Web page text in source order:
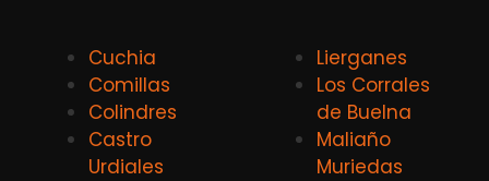
Cuchia
Comillas
Colindres
Castro
Urdiales
Lierganes
Los Corrales
de Buelna
Maliaño
Muriedas